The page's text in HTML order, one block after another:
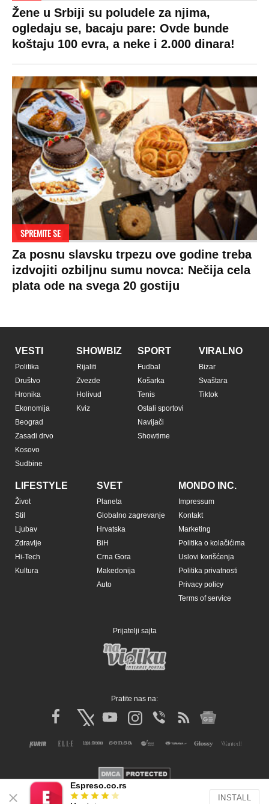
Žene u Srbiji su poludele za njima,
ogledaju se, bacaju pare: Ovde bunde
koštaju 100 evra, a neke i 2.000 dinara!
SPREMITE SE
Za posnu slavsku trpezu ove godine treba
izdvojiti ozbiljnu sumu novca: Nečija cela
plata ode na svega 20 gostiju
VESTI
Politika
Društvo
Hronika
Ekonomija
Beograd
Zasadi drvo
Kosovo
Sudbine
SHOWBIZ
Rijaliti
Zvezde
Holivud
Kviz
SPORT
Fudbal
Košarka
Tenis
Ostali sportovi
Navijači
Showtime
VIRALNO
Bizar
Svaštara
Tiktok
LIFESTYLE
Život
Stil
Ljubav
Zdravlje
Hi-Tech
Kultura
SVET
Planeta
Globalno zagrevanje
Hrvatska
BiH
Crna Gora
Makedonija
Auto
MONDO INC.
Impressum
Kontakt
Marketing
Politika o kolačićima
Uslovi korišćenja
Politika privatnosti
Privacy policy
Terms of service
Prijatelji sajta
Pratite nas na:
Copyright © Espreso.co.rs 2026. Sva prava zadržana. Mondo inc.
Espreso.co.rs
INSTALL